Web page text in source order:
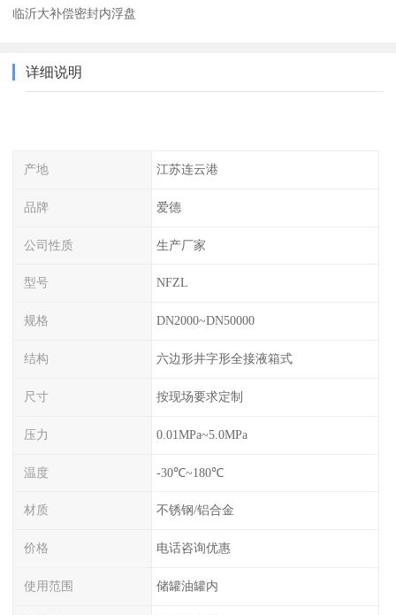
临沂大补偿密封内浮盘
详细说明
产地 江苏连云港
品牌 爱德
公司性质 生产厂家
型号 NFZL
规格 DN2000~DN50000
结构 六边形井字形全接液箱式
尺寸 按现场要求定制
压力 0.01MPa~5.0MPa
温度 -30℃~180℃
材质 不锈钢/铝合金
价格 电话咨询优惠
使用范围 储罐油罐内